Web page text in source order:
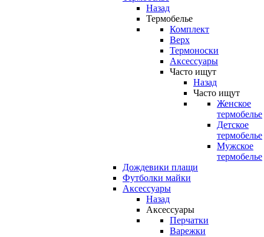
Назад
Термобелье
Комплект
Верх
Термоноски
Аксессуары
Часто ищут
Назад
Часто ищут
Женское
термобелье
Детское
термобелье
Мужское
термобелье
Дождевики плащи
Футболки майки
Аксессуары
Назад
Аксессуары
Перчатки
Варежки